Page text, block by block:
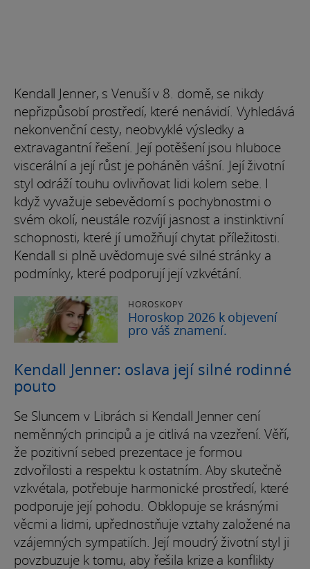
Kendall Jenner, s Venuší v 8. domě, se nikdy
nepřizpůsobí prostředí, které nenávidí. Vyhledává
nekonvenční cesty, neobvyklé výsledky a
extravagantní řešení. Její potěšení jsou hluboce
viscerální a její růst je poháněn vášní. Její životní
styl odráží touhu ovlivňovat lidi kolem sebe. I
když vyvažuje sebevědomí s pochybnostmi o
svém okolí, neustále rozvíjí jasnost a instinktivní
schopnosti, které jí umožňují chytat příležitosti.
Kendall si plně uvědomuje své silné stránky a
podmínky, které podporují její vzkvétání.
HOROSKOPY
Horoskop 2026 k objevení
pro váš znamení.
Kendall Jenner: oslava její silné rodinné
pouto
Se Sluncem v Librách si Kendall Jenner cení
neměnných principů a je citlivá na vzezření. Věří,
že pozitivní sebed prezentace je formou
zdvořilosti a respektu k ostatním. Aby skutečně
vzkvétala, potřebuje harmonické prostředí, které
podporuje její pohodu. Obklopuje se krásnými
věcmi a lidmi, upřednostňuje vztahy založené na
vzájemných sympatiích. Její moudrý životní styl ji
povzbuzuje k tomu, aby řešila krize a konflikty